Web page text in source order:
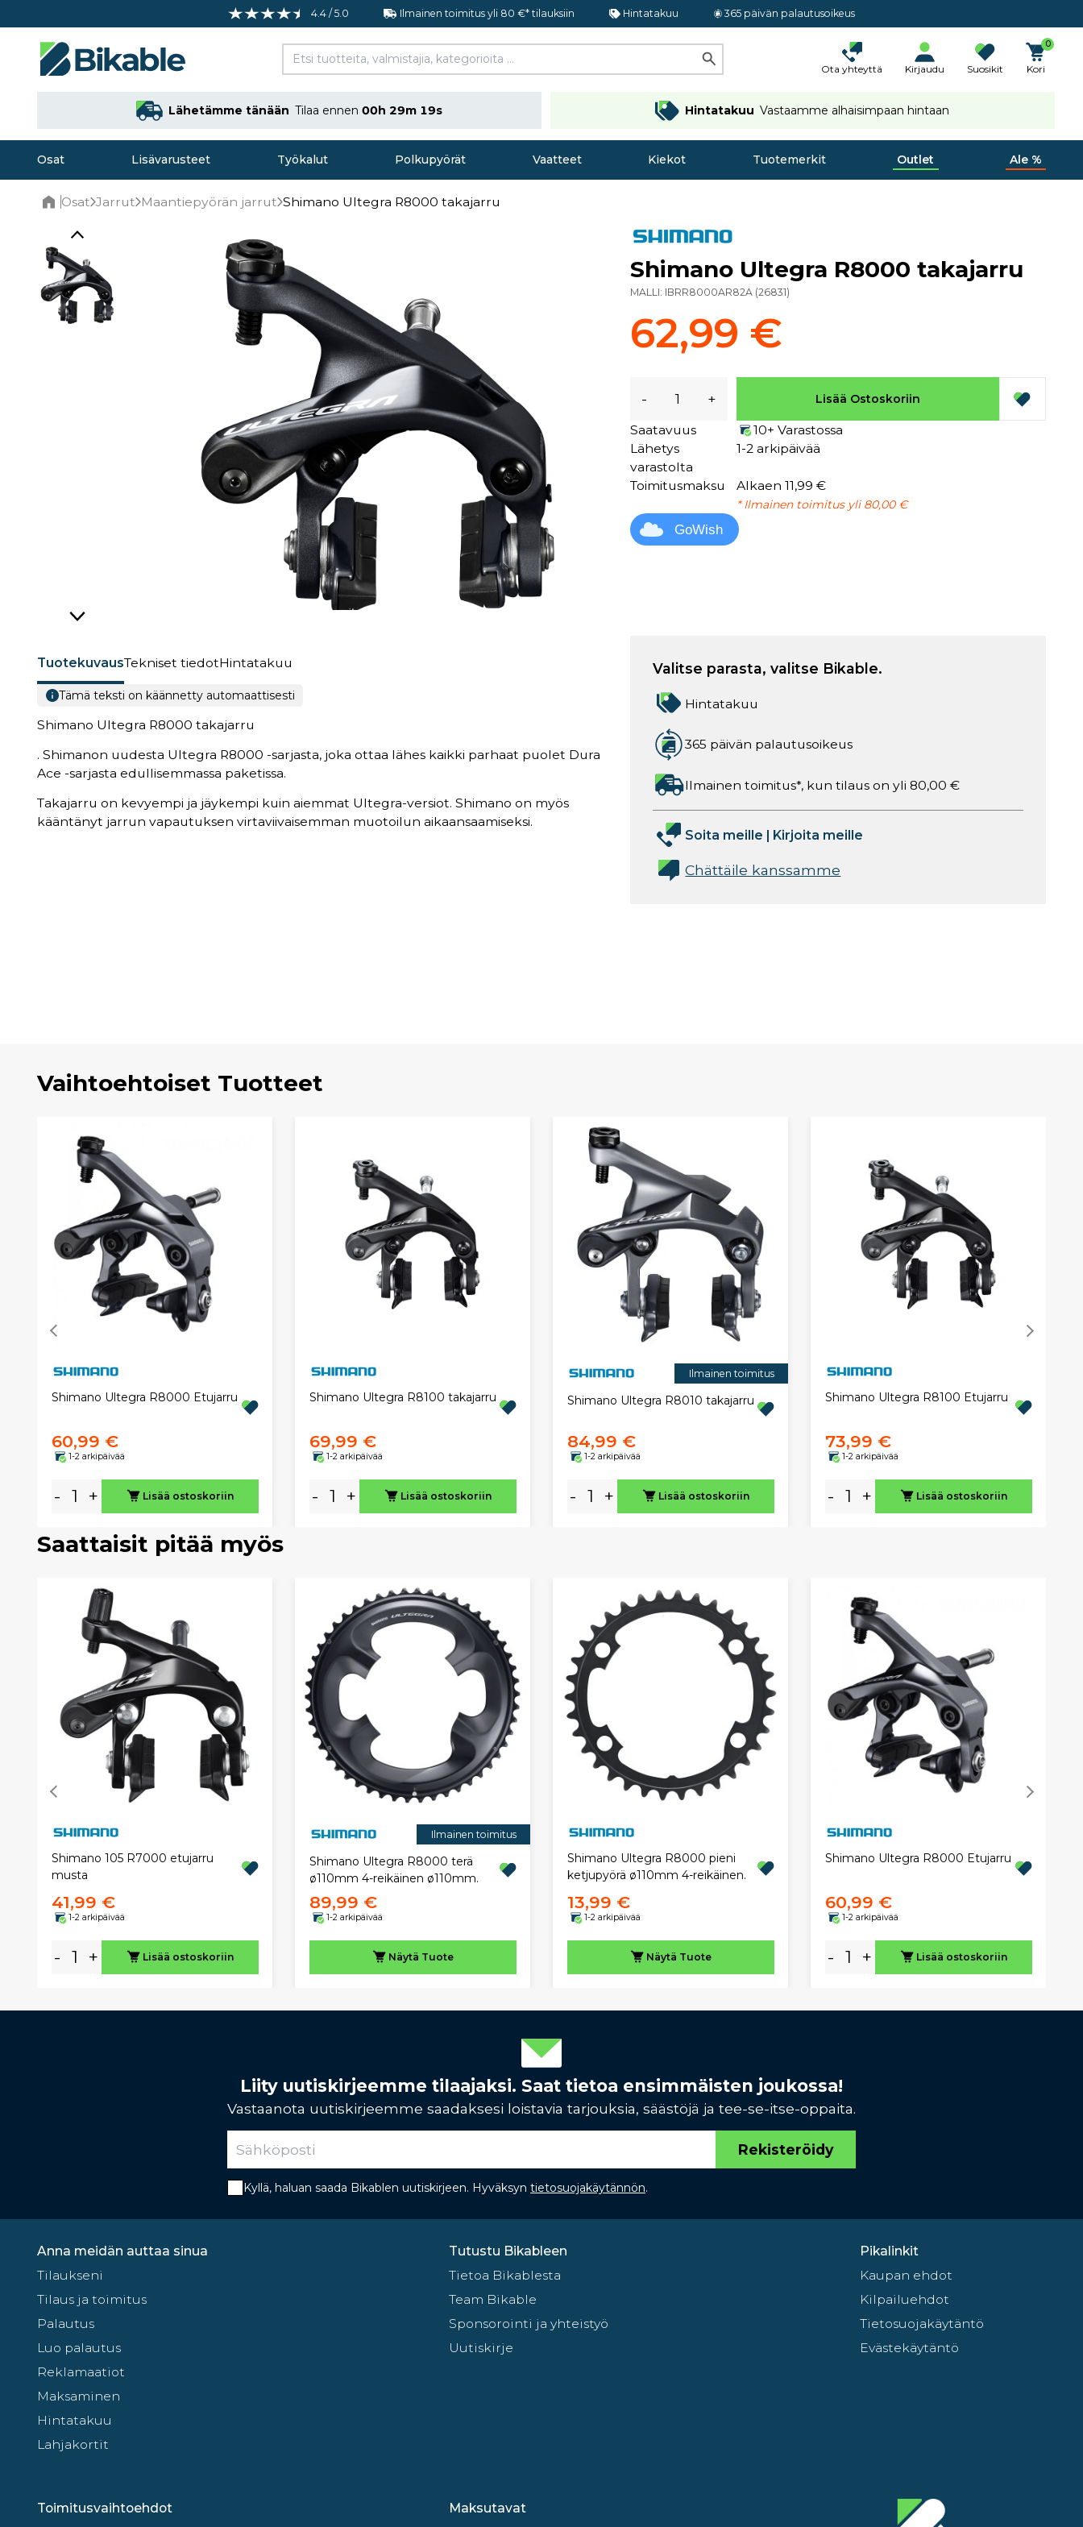
4.4 / 5.0 Ilmainen toimitus yli 80 €* tilauksiin Hintatakuu 365 päivän palautusoikeus
Ota yhteyttä Kirjaudu Suosikit
0
Kori
Lähetämme tänään Tilaa ennen 00h 29m 18s Hintatakuu Vastaamme alhaisimpaan hintaan
Osat Lisävarusteet Työkalut Polkupyörät Vaatteet Kiekot Tuotemerkit Outlet Ale %
Osat Jarrut Maantiepyörän jarrut Shimano Ultegra R8000 takajarru
TuotekuvausTekniset tiedotHintatakuu
Tämä teksti on käännetty automaattisesti
Shimano Ultegra R8000 takajarru
. Shimanon uudesta Ultegra R8000 -sarjasta, joka ottaa lähes kaikki parhaat puolet Dura
Ace -sarjasta edullisemmassa paketissa.
Takajarru on kevyempi ja jäykempi kuin aiemmat Ultegra-versiot. Shimano on myös
kääntänyt jarrun vapautuksen virtaviivaisemman muotoilun aikaansaamiseksi.
Shimano Ultegra R8000 takajarru
MALLI: IBRR8000AR82A (26831)
62,99 €
- + Lisää Ostoskoriin
Saatavuus
10+ Varastossa
Lähetys
varastolta
1-2 arkipäivää
Toimitusmaksu Alkaen 11,99 €
* Ilmainen toimitus yli 80,00 €
GoWish
Valitse parasta, valitse Bikable.
Hintatakuu
365 päivän palautusoikeus
Ilmainen toimitus*, kun tilaus on yli 80,00 €
Soita meille | Kirjoita meille
Chättäile kanssamme
Vaihtoehtoiset Tuotteet
Shimano Ultegra R8000 Etujarru
60,99 €
1-2 arkipäivää
- + Lisää ostoskoriin
Shimano Ultegra R8100 takajarru
69,99 €
1-2 arkipäivää
- + Lisää ostoskoriin
Ilmainen toimitus
Shimano Ultegra R8010 takajarru
84,99 €
1-2 arkipäivää
- + Lisää ostoskoriin
Shimano Ultegra R8100 Etujarru
73,99 €
1-2 arkipäivää
- + Lisää ostoskoriin
Saattaisit pitää myös
Shimano 105 R7000 etujarru
musta
41,99 €
1-2 arkipäivää
- + Lisää ostoskoriin
Ilmainen toimitus
Shimano Ultegra R8000 terä
ø110mm 4-reikäinen ø110mm.
89,99 €
1-2 arkipäivää
Näytä Tuote
Shimano Ultegra R8000 pieni
ketjupyörä ø110mm 4-reikäinen.
13,99 €
1-2 arkipäivää
Näytä Tuote
Shimano Ultegra R8000 Etujarru
60,99 €
1-2 arkipäivää
- + Lisää ostoskoriin
Liity uutiskirjeemme tilaajaksi. Saat tietoa ensimmäisten joukossa!
Vastaanota uutiskirjeemme saadaksesi loistavia tarjouksia, säästöjä ja tee-se-itse-oppaita.
Rekisteröidy
Kyllä, haluan saada Bikablen uutiskirjeen. Hyväksyn tietosuojakäytännön.
Anna meidän auttaa sinua
Tilaukseni
Tilaus ja toimitus
Palautus
Luo palautus
Reklamaatiot
Maksaminen
Hintatakuu
Lahjakortit
Tutustu Bikableen
Tietoa Bikablesta
Team Bikable
Sponsorointi ja yhteistyö
Uutiskirje
Pikalinkit
Kaupan ehdot
Kilpailuehdot
Tietosuojakäytäntö
Evästekäytäntö
Toimitusvaihtoehdot Maksutavat